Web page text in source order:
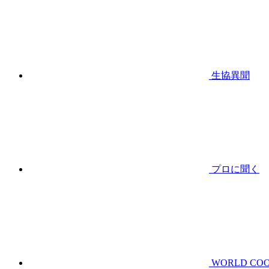
生協異聞
プロに聞く
WORLD